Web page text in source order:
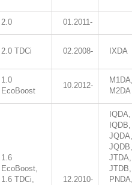
2.0 01.2011-
2.0 TDCi 02.2008- IXDA
1.0
EcoBoost
10.2012-
M2DA
1.6
EcoBoost,
1.6 TDCi,
12.2010-
IQDA,
IQDB,
JQDA,
JQDB,
JTDA,
JTDB,